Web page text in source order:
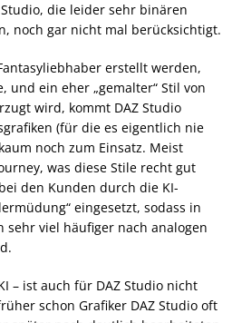
die leider sehr binären
noch gar nicht mal berücksichtigt.
erstellt werden,
und ein eher „gemalter“ Stil von
wird, kommt DAZ Studio
(für die es eigentlich nie
noch zum Einsatz. Meist
was diese Stile recht gut
den Kunden durch die KI-
eingesetzt, sodass in
sehr viel häufiger nach analogen
– ist auch für DAZ Studio nicht
schon Grafiker DAZ Studio oft